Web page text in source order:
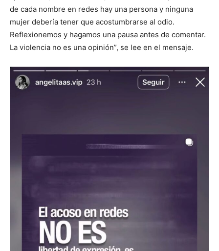
de cada nombre en redes hay una persona y ninguna
mujer debería tener que acostumbrarse al odio.
Reflexionemos y hagamos una pausa antes de comentar.
La violencia no es una opinión”, se lee en el mensaje.